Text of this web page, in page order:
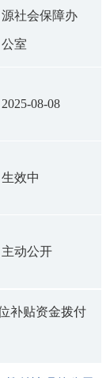
源社会保障办
公室
2025-08-08
生效中
主动公开
补贴资金拨付